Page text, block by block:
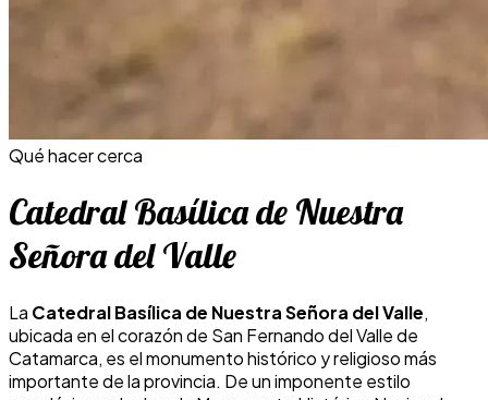
Qué hacer cerca
Catedral Basílica de Nuestra
Señora del Valle
La Catedral Basílica de Nuestra Señora del Valle,
ubicada en el corazón de San Fernando del Valle de
Catamarca, es el monumento histórico y religioso más
importante de la provincia. De un imponente estilo